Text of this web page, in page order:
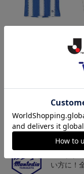
ニフォーム半袖（FP1st）
山形
チームマ
ーやファ
山形
い方に！